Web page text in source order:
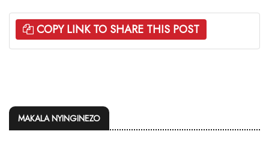
COPY LINK TO SHARE THIS POST
MAKALA NYINGINEZO